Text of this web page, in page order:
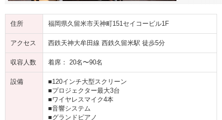
住所 福岡県久留米市天神町151セイコービル1F
アクセス 西鉄天神大牟田線 西鉄久留米駅 徒歩5分
収容人数 着席： 20名〜90名
設備
■120インチ大型スクリーン
■プロジェクター最大3台
■ワイヤレスマイク4本
■音響システム
■グランドピアノ